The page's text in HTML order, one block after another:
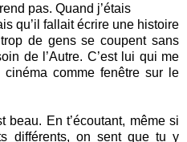
pas. Quand j’étais
qu’il fallait écrire une histoire
de gens se coupent sans
de l’Autre. C’est lui qui me
comme fenêtre sur le
beau. En t’écoutant, même si
différents, on sent que tu y